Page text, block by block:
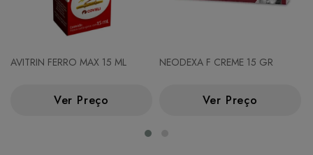
AVITRIN FERRO MAX 15 ML
Ver Preço
NEODEXA F CREME 15 GR
Ver Preço